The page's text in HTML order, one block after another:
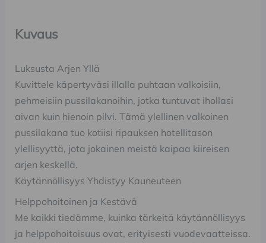
Kuvaus
Luksusta Arjen Yllä
Kuvittele käpertyväsi illalla puhtaan valkoisiin,
pehmeisiin pussilakanoihin, jotka tuntuvat ihollasi
aivan kuin hienoin pilvi. Tämä ylellinen valkoinen
pussilakana tuo kotiisi ripauksen hotellitason
ylellisyyttä, jota jokainen meistä kaipaa kiireisen
arjen keskellä.
Käytännöllisyys Yhdistyy Kauneuteen
Helppohoitoinen ja Kestävä
Me kaikki tiedämme, kuinka tärkeitä käytännöllisyys
ja helppohoitoisuus ovat, erityisesti vuodevaatteissa.